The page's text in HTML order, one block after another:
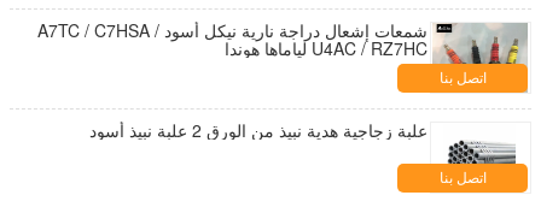
شمعات إشعال دراجة نارية نيكل أسود A7TC / C7HSA /
U4AC / RZ7HC لياماها هوندا
اتصل بنا
علبة زجاجية هدية نبيذ من الورق 2 علبة نبيذ أسود
اتصل بنا